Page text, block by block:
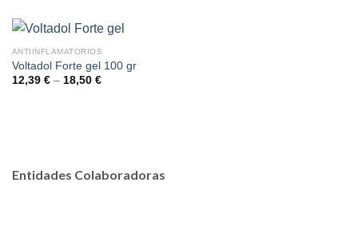
ANTIINFLAMATORIOS
Voltadol Forte gel 100 gr
12,39 €– 18,50 €
Entidades Colaboradoras